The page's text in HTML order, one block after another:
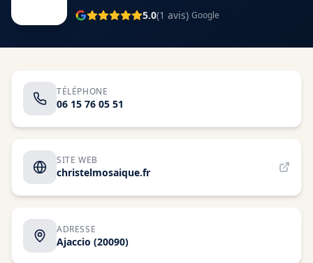
5.0(1 avis) Google
TÉLÉPHONE
06 15 76 05 51
SITE WEB
christelmosaique.fr
ADRESSE
Ajaccio (20090)